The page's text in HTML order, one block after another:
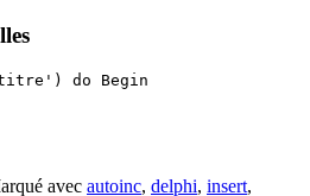
do Begin
avec autoinc, delphi, insert,